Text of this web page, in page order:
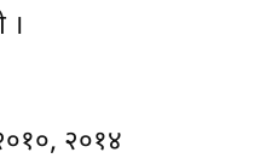
।
२०१४